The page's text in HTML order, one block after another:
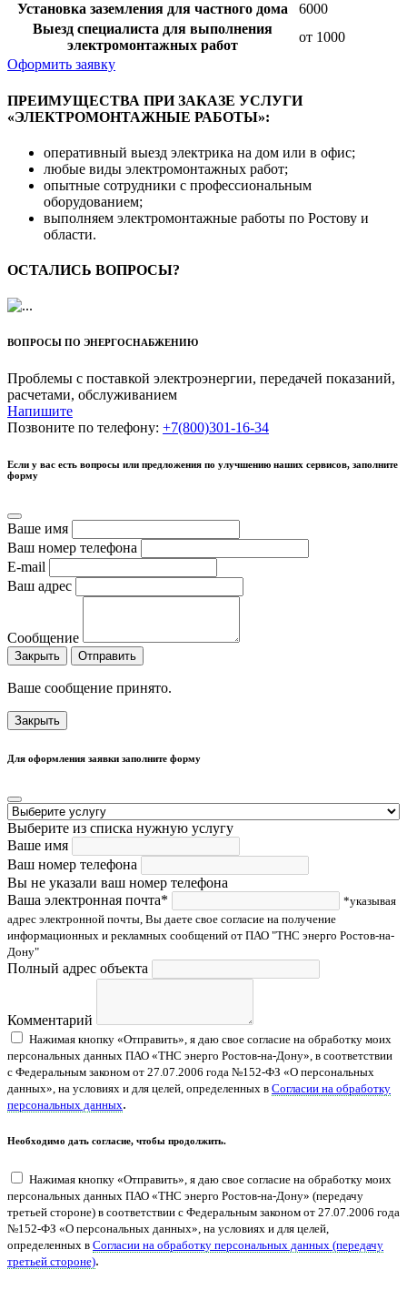
Установка заземления для частного дома
6000
Выезд специалиста для выполнения
электромонтажных работ
от 1000
Оформить заявку
ПРЕИМУЩЕСТВА ПРИ ЗАКАЗЕ УСЛУГИ
«ЭЛЕКТРОМОНТАЖНЫЕ РАБОТЫ»:
оперативный выезд электрика на дом или в офис;
любые виды электромонтажных работ;
опытные сотрудники с профессиональным
оборудованием;
выполняем электромонтажные работы по Ростову и
области.
ОСТАЛИСЬ ВОПРОСЫ?
ВОПРОСЫ ПО ЭНЕРГОСНАБЖЕНИЮ
Проблемы с поставкой электроэнергии, передачей показаний,
расчетами, обслуживанием
Напишите
Позвоните по телефону: +7(800)301‑16‑34
Если у вас есть вопросы или предложения по улучшению наших сервисов, заполните
форму
Ваше имя
Ваш номер телефона
E-mail
Ваш адрес
Сообщение
Закрыть Отправить
Ваше сообщение принято.
Закрыть
Для оформления заявки заполните форму
Выберите из списка нужную услугу
Ваше имя
Ваш номер телефона
Вы не указали ваш номер телефона
Ваша электронная почта*
*указывая
адрес электронной почты, Вы даете свое согласие на получение
информационных и рекламных сообщений от ПАО "ТНС энерго Ростов-на-
Дону"
Полный адрес объекта
Комментарий
Нажимая кнопку «Отправить», я даю свое согласие на обработку моих
персональных данных ПАО «ТНС энерго Ростов-на-Дону», в соответствии
с Федеральным законом от 27.07.2006 года №152-ФЗ «О персональных
данных», на условиях и для целей, определенных в Согласии на обработку
персональных данных.
Необходимо дать согласие, чтобы продолжить.
Нажимая кнопку «Отправить», я даю свое согласие на обработку моих
персональных данных ПАО «ТНС энерго Ростов-на-Дону» (передачу
третьей стороне) в соответствии с Федеральным законом от 27.07.2006 года
№152-ФЗ «О персональных данных», на условиях и для целей,
определенных в Согласии на обработку персональных данных (передачу
третьей стороне).